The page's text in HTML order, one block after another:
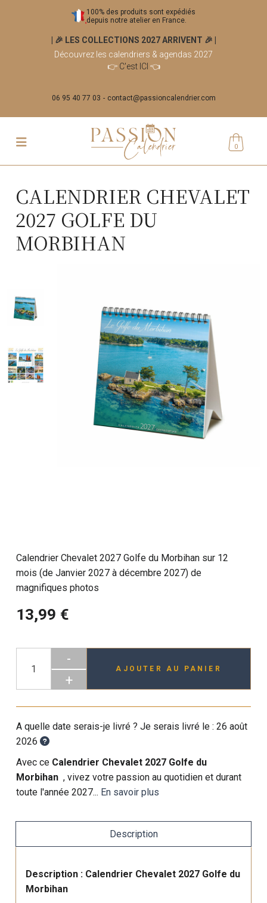
100% des produits sont expédiés
depuis notre atelier en France.
| 🎉 LES COLLECTIONS 2027 ARRIVENT 🎉
Découvrez les calendriers & agendas 2027
👉 C'est ICI 👈
06 95 40 77 03 contact@passioncalendrier.com
0
CALENDRIER CHEVALET
2027 GOLFE DU
MORBIHAN
Calendrier Chevalet 2027 Golfe du Morbihan sur 12
mois (de Janvier 2027 à décembre 2027) de
magnifiques photos
13,99 €
-
+
AJOUTER AU PANIER
A quelle date serais-je livré ? Je serais livré le :26 août
2026
Avec ce Calendrier Chevalet 2027 Golfe du
Morbihan , vivez votre passion au quotidien et durant
toute l'année 2027... En savoir plus
Description
Description : Calendrier Chevalet 2027 Golfe du
Morbihan